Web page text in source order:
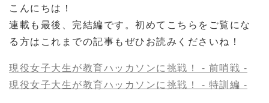
こんにちは！
連載も最後、完結編です。初めてこちらをご覧にな
る方はこれまでの記事もぜひお読みくださいね！
現役女子大生が教育ハッカソンに挑戦！ - 前哨戦 -
現役女子大生が教育ハッカソンに挑戦！ - 特訓編 -